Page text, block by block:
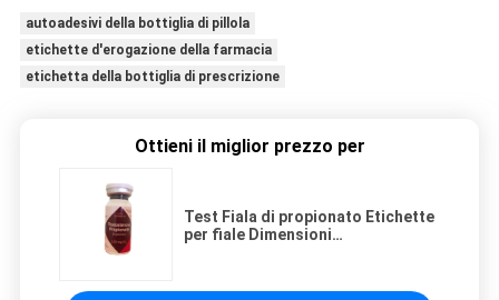
autoadesivi della bottiglia di pillola
etichette d'erogazione della farmacia
etichetta della bottiglia di prescrizione
Ottieni il miglior prezzo per
Test Fiala di propionato Etichette
per fiale Dimensioni